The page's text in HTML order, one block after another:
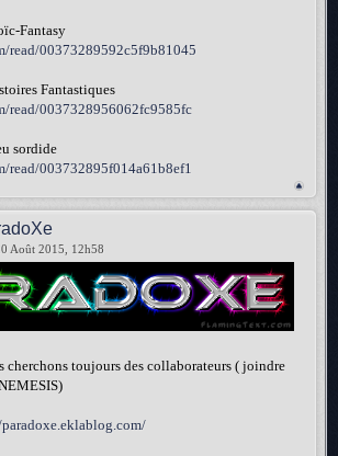
Fantasy
read/00373289592c5f9b81045
Fantastiques
read/0037328956062fc9585fc
sordide
read/003732895f014a61b8ef1
Août 2015, 12h58
cherchons toujours des collaborateurs ( joindre